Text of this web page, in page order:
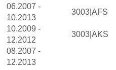
06.2007 -
10.2013
3003|AFS
10.2009 -
12.2012
3003|AKS
08.2007 -
12.2013